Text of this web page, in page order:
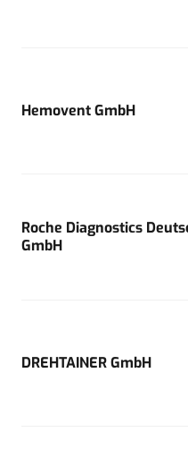
Hemovent GmbH
Roche Diagnostics
GmbH
DREHTAINER GmbH